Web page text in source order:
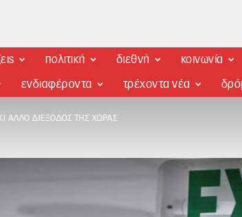
πολιτική διεθνή κοινωνία
ενδιαφέροντα τρέχοντα νέα
ΆΛΛΟ ΔΙΈΞΟΔΟΣ ΤΗΣ ΧΏΡΑΣ